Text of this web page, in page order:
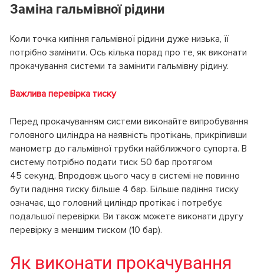
Заміна гальмівної рідини
Коли точка кипіння гальмівної рідини дуже низька, її
потрібно замінити. Ось кілька порад про те, як виконати
прокачування системи та замінити гальмівну рідину.
Важлива перевірка тиску
Перед прокачуванням системи виконайте випробування
головного циліндра на наявність протікань, прикріпивши
манометр до гальмівної трубки найближчого супорта. В
систему потрібно подати тиск 50 бар протягом
45 секунд. Впродовж цього часу в системі не повинно
бути падіння тиску більше 4 бар. Більше падіння тиску
означає, що головний циліндр протікає і потребує
подальшої перевірки. Ви також можете виконати другу
перевірку з меншим тиском (10 бар).
Як виконати прокачування